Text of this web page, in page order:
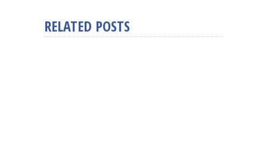
RELATED POSTS